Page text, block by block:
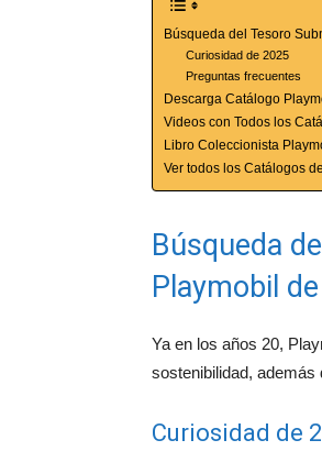
Búsqueda del Tesoro
Curiosidad de 2025
Preguntas frecuentes
Descarga Catálogo
Videos con Todos los
Libro Coleccionista
Ver todos los Catálogos
Búsqueda
Playmobil
Ya en los años 20,
sostenibilidad, además
Curiosidad de